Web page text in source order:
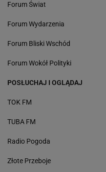
Forum Świat
Forum Wydarzenia
Forum Bliski Wschód
Forum Wokół Polityki
POSŁUCHAJ I OGLĄDAJ
TOK FM
TUBA FM
Radio Pogoda
Złote Przeboje